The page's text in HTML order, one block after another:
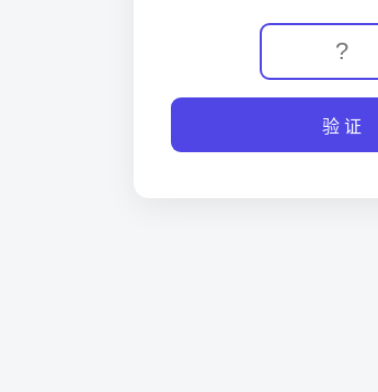
验 证